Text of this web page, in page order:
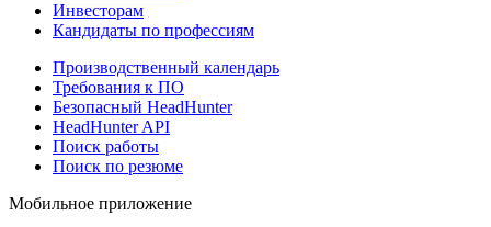
Инвесторам
Кандидаты по профессиям
Производственный календарь
Требования к ПО
Безопасный HeadHunter
HeadHunter API
Поиск работы
Поиск по резюме
Мобильное приложение